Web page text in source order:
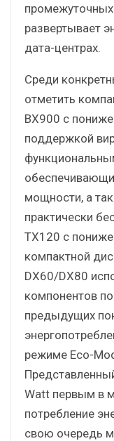
развертывает
дата-центрах.
Среди
отметить
BX900 с
поддержкой
мощности, а
практически
TX120 с
компактной
DX60/DX80
компонентов
предыдущих
режиме Eco-
Watt первым в
потребление
свою очередь